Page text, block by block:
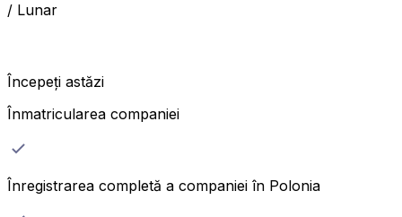
/ Lunar
Începeți astăzi
Înmatricularea companiei
Înregistrarea completă a companiei în Polonia